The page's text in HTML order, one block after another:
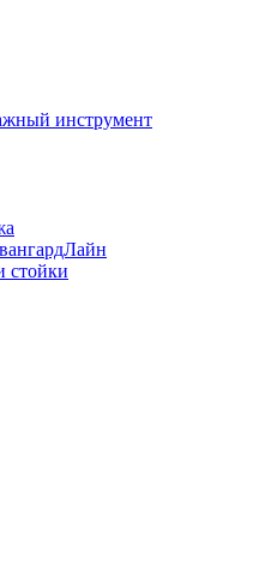
инструмент
стойки